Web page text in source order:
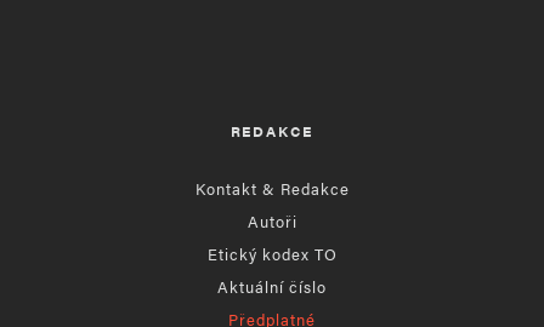
REDAKCE
Kontakt & Redakce
Autoři
Etický kodex TO
Aktuální číslo
Předplatné